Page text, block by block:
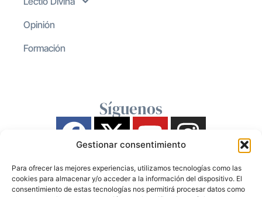
Gestionar consentimiento
Para ofrecer las mejores experiencias, utilizamos tecnologías como las
cookies para almacenar y/o acceder a la información del dispositivo. El
consentimiento de estas tecnologías nos permitirá procesar datos como
Opinión
Formación
Síguenos